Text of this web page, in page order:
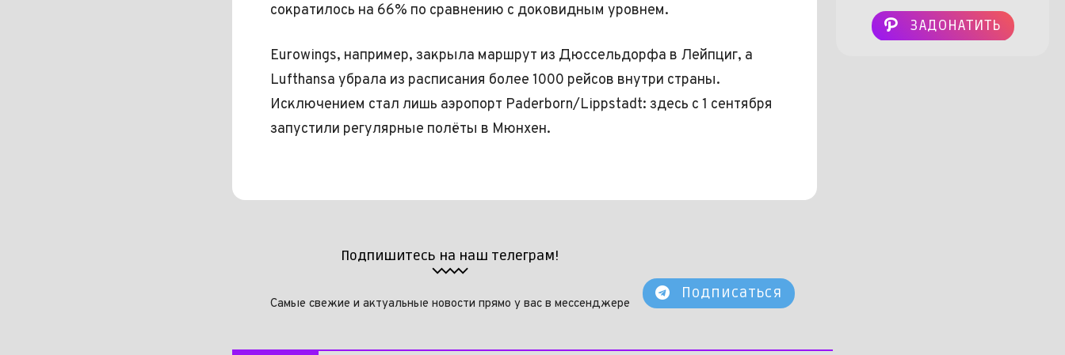
сократилось на 66% по сравнению с доковидным уровнем.
Eurowings, например, закрыла маршрут из Дюссельдорфа в Лейпциг, а
Lufthansa убрала из расписания более 1000 рейсов внутри страны.
Исключением стал лишь аэропорт Paderborn/Lippstadt: здесь с 1 сентября
запустили регулярные полёты в Мюнхен.
ЗАДОНАТИТЬ
Подпишитесь на наш телеграм!
Самые свежие и актуальные новости прямо у вас в мессенджере
Подписаться